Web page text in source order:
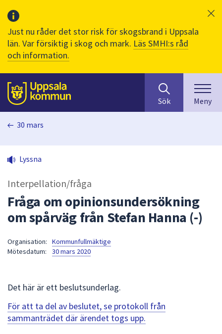
Just nu råder det stor risk för skogsbrand i Uppsala
län. Var försiktig i skog och mark. Läs SMHI:s råd
och information.
Till sidans
huvudinnehåll
efter
innehåll
på
sökfältet
kommer
sökförslag
för
att
navigera
Sök Meny
30 mars
Lyssna
Interpellation/fråga
Fråga om opinionsundersökning
om spårväg från Stefan Hanna (-)
Organisation:
Kommunfullmäktige
Mötesdatum:
30 mars 2020
Det här är ett beslutsunderlag.
För att ta del av beslutet, se protokoll från
sammanträdet där ärendet togs upp.